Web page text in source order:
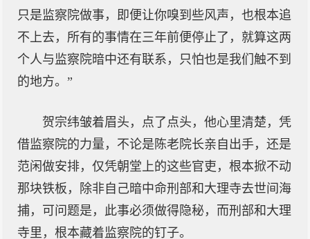
只是监察院做事，即便让你嗅到些风声，也根本追
不上去，所有的事情在三年前便停止了，就算这两
个人与监察院暗中还有联系，只怕也是我们触不到
的地方。”
贺宗纬皱着眉头，点了点头，他心里清楚，凭
借监察院的力量，不论是陈老院长亲自出手，还是
范闲做安排，仅凭朝堂上的这些官吏，根本掀不动
那块铁板，除非自己暗中命刑部和大理寺去世间海
捕，可问题是，此事必须做得隐秘，而刑部和大理
寺里，根本藏着监察院的钉子。